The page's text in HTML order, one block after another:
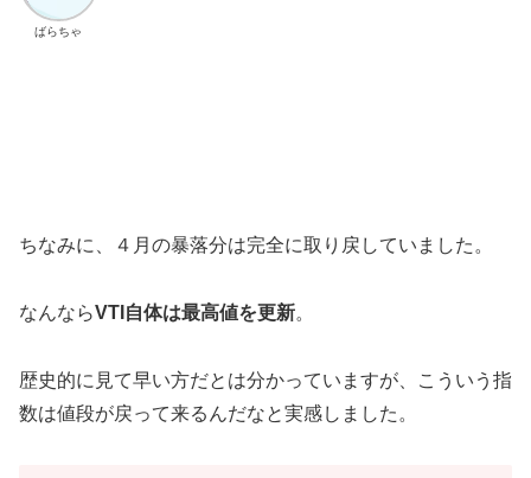
ばらちゃ
ちなみに、４月の暴落分は完全に取り戻していました。
なんならVTI自体は最高値を更新。
歴史的に見て早い方だとは分かっていますが、こういう指
数は値段が戻って来るんだなと実感しました。